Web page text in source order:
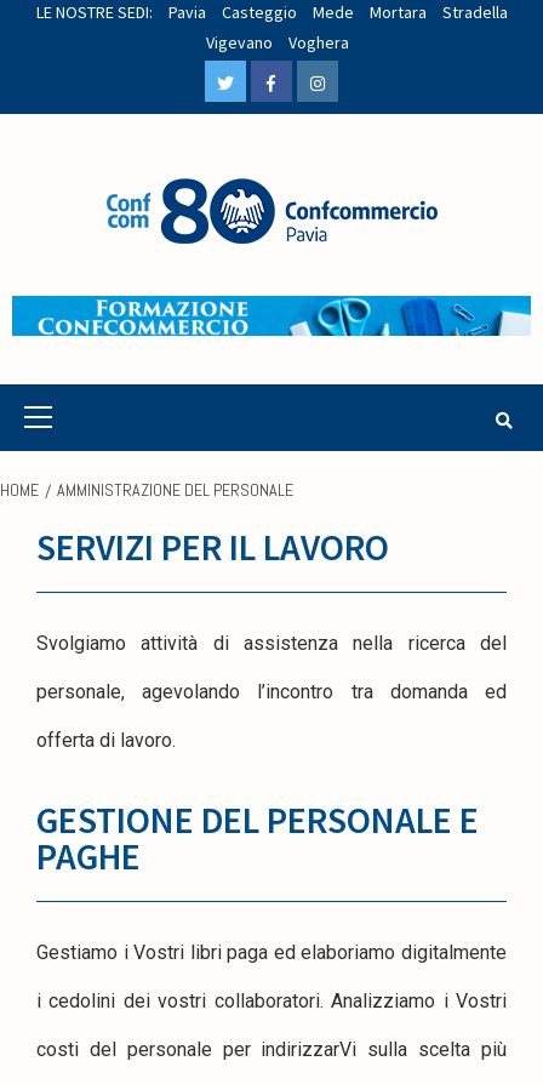
LE NOSTRE SEDI: Pavia Casteggio Mede Mortara
Stradella
Vigevano
Voghera
HOME AMMINISTRAZIONE DEL PERSONALE
SERVIZI PER IL LAVORO
Svolgiamo attività di assistenza nella ricerca del
personale, agevolando l’incontro tra domanda ed
offerta di lavoro.
GESTIONE DEL PERSONALE E
PAGHE
Gestiamo i Vostri libri paga ed elaboriamo digitalmente
i cedolini dei vostri collaboratori. Analizziamo i Vostri
costi del personale per indirizzarVi sulla scelta più